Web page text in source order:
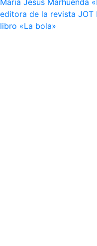
editora de la revista JOT
libro «La bola»